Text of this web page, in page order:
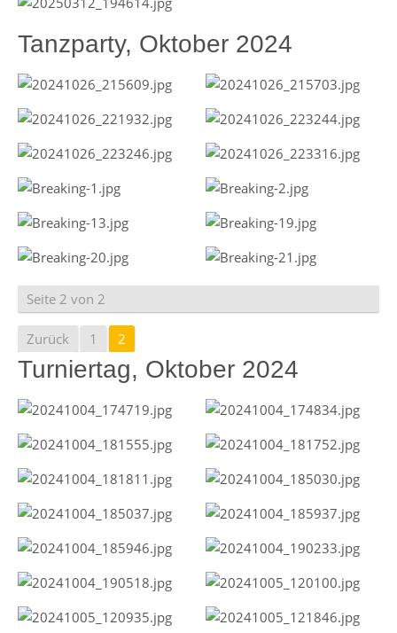
Tanzparty, Oktober 2024
Seite 2 von 2
Zurück 1 2
Turniertag, Oktober 2024